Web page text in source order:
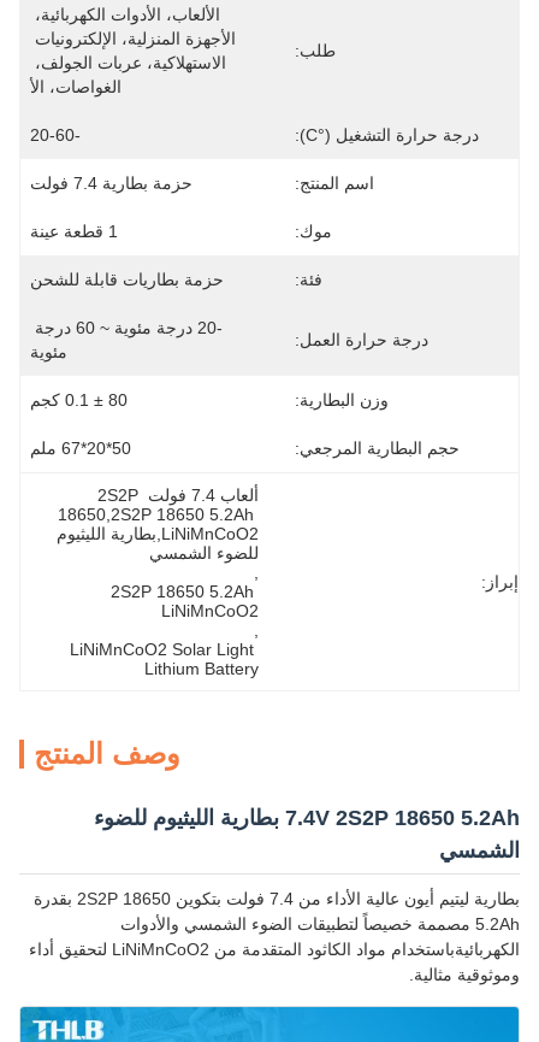
طلب:
الغواصات، الأ
درجة حرارة التشغيل (°C): -20-60
اسم المنتج: حزمة بطارية 7.4 فولت
موك: 1 قطعة عينة
فئة: حزمة بطاريات قابلة للشحن
درجة حرارة العمل:
مئوية
وزن البطارية: 80 ± 0.1 كجم
حجم البطارية المرجعي: 50*20*67 ملم
إبراز:
ألعاب 7.4 فولت 2S2P
18650,2S2P 18650 5.2Ah
للضوء الشمسي
2S2P 18650 5.2Ah
LiNiMnCoO2
LiNiMnCoO2 Solar Light
Lithium Battery
وصف المنتج
7.4V 2S2P 18650 5.2Ah بطارية الليثيوم للضوء
الشمسي
بطارية ليتيم أيون عالية الأداء من 7.4 فولت بتكوين 2S2P 18650 بقدرة
5.2Ah مصممة خصيصاً لتطبيقات الضوء الشمسي والأدوات
الكهربائيةباستخدام مواد الكاثود المتقدمة من LiNiMnCoO2 لتحقيق أداء
وموثوقية مثالية.